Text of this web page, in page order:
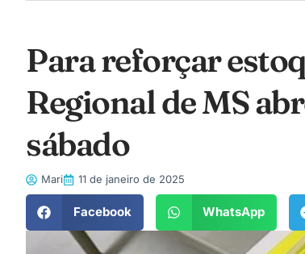
Para reforçar
Regional de MS
sábado
Mari 11 de janeiro de 2025
Facebook WhatsApp